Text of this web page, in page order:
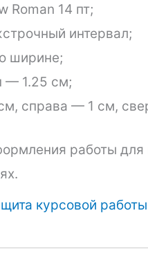
Roman 14 пт;
интервал;
ширине;
— 1.25 см;
справа — 1 см,
работы для
курсовой работы